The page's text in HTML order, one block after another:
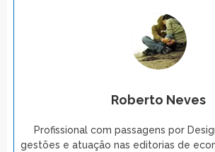
Roberto Neves
Profissional com passagens por
gestões e atuação nas editorias de